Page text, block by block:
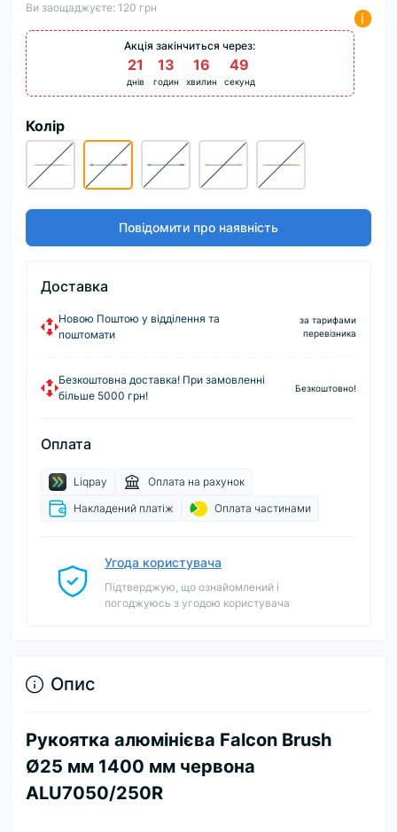
i
Ви заощаджуєте: 120 грн
Акція закінчиться через:
21
днів
13
годин
16
хвилин
49
секунд
Колір
Повідомити про наявність
Доставка
Новою Поштою у відділення та
поштомати
за тарифами
перевізника
Безкоштовна доставка! При замовленні
більше 5000 грн!
Безкоштовно!
Оплата
Liqpay
Оплата на рахунок
Накладений платіж
Оплата частинами
Угода користувача
Підтверджую, що ознайомлений і
погоджуюсь з угодою користувача
Опис
Рукоятка алюмінієва Falcon Brush
Ø25 мм 1400 мм червона
ALU7050/250R